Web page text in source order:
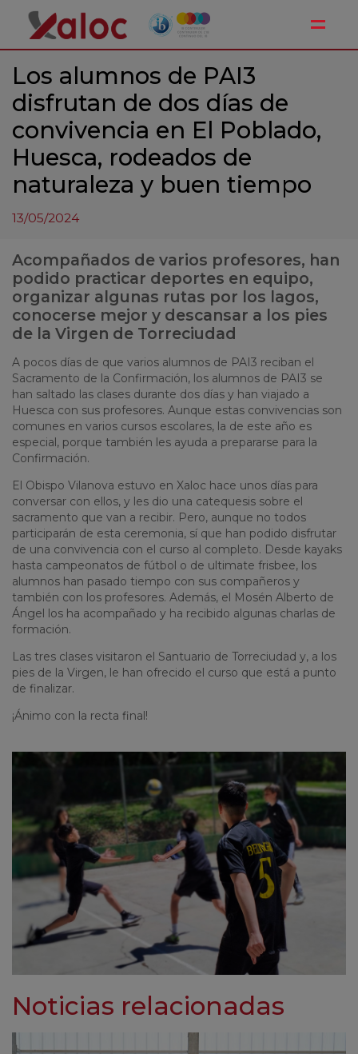
Los alumnos de PAI3
disfrutan de dos días de
convivencia en El Poblado,
Huesca, rodeados de
naturaleza y buen tiempo
13/05/2024
Acompañados de varios profesores, han
podido practicar deportes en equipo,
organizar algunas rutas por los lagos,
conocerse mejor y descansar a los pies
de la Virgen de Torreciudad
A pocos días de que varios alumnos de PAI3 reciban el
Sacramento de la Confirmación, los alumnos de PAI3 se
han saltado las clases durante dos días y han viajado a
Huesca con sus profesores. Aunque estas convivencias son
comunes en varios cursos escolares, la de este año es
especial, porque también les ayuda a prepararse para la
Confirmación.
El Obispo Vilanova estuvo en Xaloc hace unos días para
conversar con ellos, y les dio una catequesis sobre el
sacramento que van a recibir. Pero, aunque no todos
participarán de esta ceremonia, sí que han podido disfrutar
de una convivencia con el curso al completo. Desde kayaks
hasta campeonatos de fútbol o de ultimate frisbee, los
alumnos han pasado tiempo con sus compañeros y
también con los profesores. Además, el Mosén Alberto de
Ángel los ha acompañado y ha recibido algunas charlas de
formación.
Las tres clases visitaron el Santuario de Torreciudad y, a los
pies de la Virgen, le han ofrecido el curso que está a punto
de finalizar.
¡Ánimo con la recta final!
Noticias relacionadas